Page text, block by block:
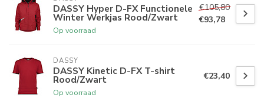
DASSY Hyper D-FX Functionele
Winter Werkjas Rood/Zwart
Op voorraad
€105,80
€93,78
DASSY
DASSY Kinetic D-FX T-shirt
Rood/Zwart
Op voorraad
€23,40